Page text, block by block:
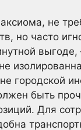
не
но часто
городской
быть
Для